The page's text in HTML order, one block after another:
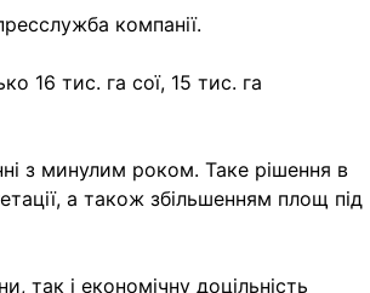
компанії.
16 тис. га сої, 15 тис. га
з минулим роком. Таке рішення в
а також збільшенням площ під
так і економічну доцільність